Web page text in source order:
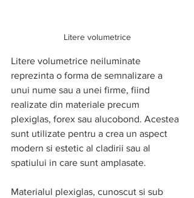
Litere volumetrice
Litere volumetrice neiluminate
reprezinta o forma de semnalizare a
unui nume sau a unei firme, fiind
realizate din materiale precum
plexiglas, forex sau alucobond. Acestea
sunt utilizate pentru a crea un aspect
modern si estetic al cladirii sau al
spatiului in care sunt amplasate.
Materialul plexiglas, cunoscut si sub